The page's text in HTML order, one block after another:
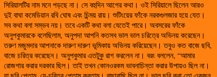
সিরিয়ালটির নাম মনে পড়ছে না। সে বহুদিন আগের কথা। ওই সিরিয়ালে ছিলেন আরও
দুই বাঘা কমেডিয়ান রবি ঘোষ এবং চিন্ময় রায়। শুটিংয়ের ফাঁকে নরকগুলজার হয়ে যেত।
সব কথা বলা সম্ভব নয়। তবে একটি কথা বলা যেতেই পারে। অবসরের ফাঁকে
অনুপকুমারকে বলেছিলাম, অনুপদা আপনি কতসব ভাল ভাল চরিত্রে অভিনয় করেছেন।
তরুণ মজুমদার আপনাকে দারুণ দারুণ ভূমিকায় অভিনয় করিয়েছেন। তবুও কত বাজে ছবি,
বাজে চরিত্র করেছেন। অনুপকুমার এতটুকু রাগ করলেন না। বরং বললেন, “আমার
রোজগার করার দরকার ছিল। তাই তখন কোনওরকম ভাবনাচিন্তা করার উপায়ও ছিল না।